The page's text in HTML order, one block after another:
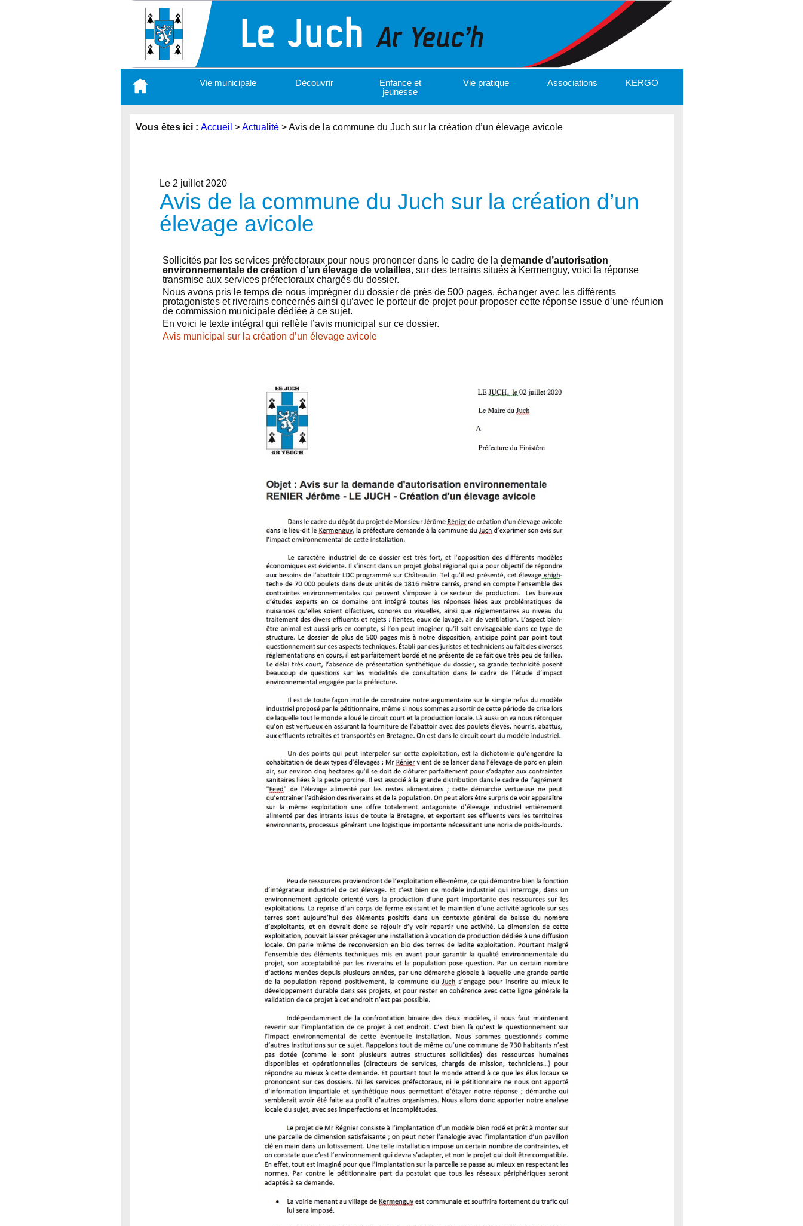
contenu
Vie municipale Découvrir
Enfance et
jeunesse
Vie pratique Associations KERGO
Vous êtes ici : Accueil >Actualité>Avis de la commune du Juch sur la création d’un élevage avicole
Le 2 juillet 2020
Avis de la commune du Juch sur la création d’un
élevage avicole
Sollicités par les services préfectoraux pour nous prononcer dans le cadre de la demande d’autorisation
environnementale de création d’un élevage de volailles, sur des terrains situés à Kermenguy, voici la réponse
transmise aux services préfectoraux chargés du dossier.
Nous avons pris le temps de nous imprégner du dossier de près de 500 pages, échanger avec les différents
protagonistes et riverains concernés ainsi qu’avec le porteur de projet pour proposer cette réponse issue d’une réunion
de commission municipale dédiée à ce sujet.
En voici le texte intégral qui reflète l’avis municipal sur ce dossier.
Avis municipal sur la création d’un élevage avicole